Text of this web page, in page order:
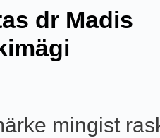
dr Madis
mingist